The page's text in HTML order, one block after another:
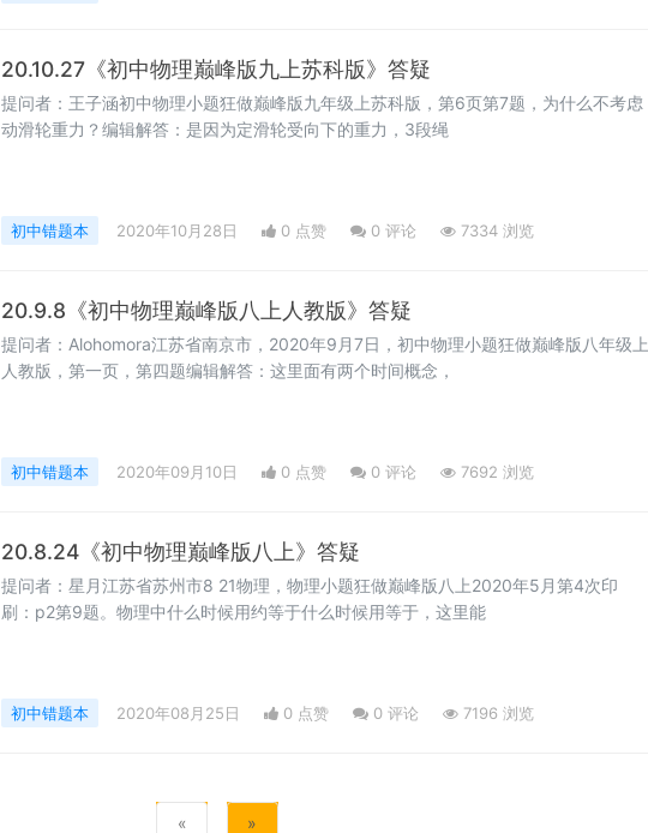
20.10.27《初中物理巅峰版九上苏科版》答疑
提问者：王子涵初中物理小题狂做巅峰版九年级上苏科版，第6页第7题，为什么不考虑
动滑轮重力？编辑解答：是因为定滑轮受向下的重力，3段绳
初中错题本 2020年10月28日 0 点赞 0 评论 7334 浏览
20.9.8《初中物理巅峰版八上人教版》答疑
提问者：Alohomora江苏省南京市，2020年9月7日，初中物理小题狂做巅峰版八年级上
人教版，第一页，第四题编辑解答：这里面有两个时间概念，
初中错题本 2020年09月10日 0 点赞 0 评论 7692 浏览
20.8.24《初中物理巅峰版八上》答疑
提问者：星月江苏省苏州市8 21物理，物理小题狂做巅峰版八上2020年5月第4次印
刷：p2第9题。物理中什么时候用约等于什么时候用等于，这里能
初中错题本 2020年08月25日 0 点赞 0 评论 7196 浏览
« »